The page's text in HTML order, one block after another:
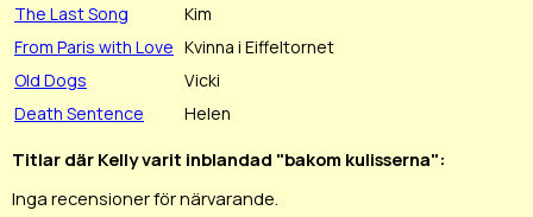
The Last Song
Kim
From Paris with Love Kvinna i Eiffeltornet
Old Dogs
Vicki
Death Sentence
Helen
Titlar där Kelly varit inblandad "bakom kulisserna":
Inga recensioner för närvarande.